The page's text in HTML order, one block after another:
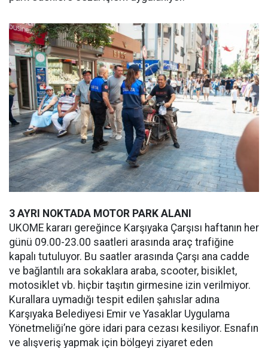
3 AYRI NOKTADA MOTOR PARK ALANI
UKOME kararı gereğince Karşıyaka Çarşısı haftanın her
günü 09.00-23.00 saatleri arasında araç trafiğine
kapalı tutuluyor. Bu saatler arasında Çarşı ana cadde
ve bağlantılı ara sokaklara araba, scooter, bisiklet,
motosiklet vb. hiçbir taşıtın girmesine izin verilmiyor.
Kurallara uymadığı tespit edilen şahıslar adına
Karşıyaka Belediyesi Emir ve Yasaklar Uygulama
Yönetmeliği’ne göre idari para cezası kesiliyor. Esnafın
ve alışveriş yapmak için bölgeyi ziyaret eden